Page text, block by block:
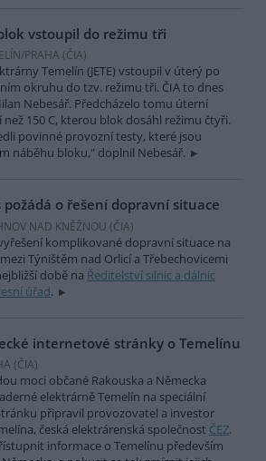
vstoupil do režimu tři
PRAHA (ČIA)
Temelín (JETE) vstoupil v úterý po
okruhu do tzv. režimu tři. ČIA to dnes
Nebesář. Předcházelo tomu úterní
150 C, kterou blok dosáhl režimu čtyři.
povinné provozní testy, které jsou
náběhu bloku," doplnil Nebesář.
požádá o řešení dopravní situace
NAD KNĚŽNOU (ČIA)
komplikované dopravní situace na
Týništěm nad Orlicí a Třebechovicemi
době na Ředitelství silnic a dálnic
úřad.
internetové stránky o Temelínu
(ČIA)
moci občané Rakouska a Německa
elektrárně Temelín na speciální
připravil provozovatel a investor
česká elektrárenská společnost ČEZ.
informace o Temelínu především